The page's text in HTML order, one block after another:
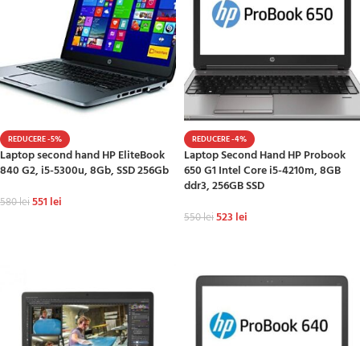
REDUCERE -5%
Laptop second hand HP EliteBook
840 G2, i5-5300u, 8Gb, SSD 256Gb
580lei551 lei
REDUCERE -4%
Laptop Second Hand HP Probook
650 G1 Intel Core i5-4210m, 8GB
ddr3, 256GB SSD
550lei523 lei